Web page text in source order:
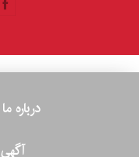
درباره ما